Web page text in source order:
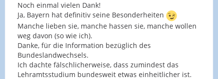
Noch einmal vielen Dank!
Ja, Bayern hat definitiv seine Besonderheiten
Manche lieben sie, manche hassen sie, manche wollen
weg davon (so wie ich).
Danke, für die Information bezüglich des
Bundeslandwechsels.
Ich dachte fälschlicherweise, dass zumindest das
Lehramtsstudium bundesweit etwas einheitlicher ist.